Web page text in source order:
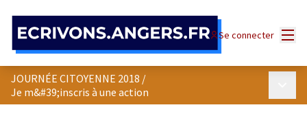
Se connecter
JOURNÉE CITOYENNE 2018 /
Je m&#39;inscris à une action